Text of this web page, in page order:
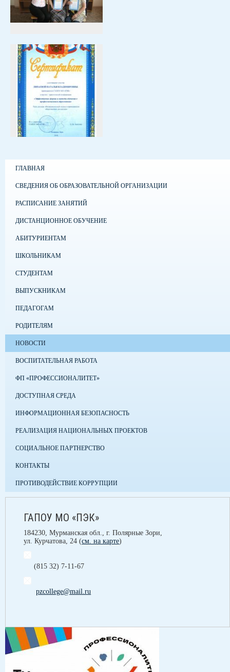
ГЛАВНАЯ
СВЕДЕНИЯ ОБ ОБРАЗОВАТЕЛЬНОЙ ОРГАНИЗАЦИИ
РАСПИСАНИЕ ЗАНЯТИЙ
ДИСТАНЦИОННОЕ ОБУЧЕНИЕ
АБИТУРИЕНТАМ
ШКОЛЬНИКАМ
СТУДЕНТАМ
ВЫПУСКНИКАМ
ПЕДАГОГАМ
РОДИТЕЛЯМ
НОВОСТИ
ВОСПИТАТЕЛЬНАЯ РАБОТА
ФП «ПРОФЕССИОНАЛИТЕТ»
ДОСТУПНАЯ СРЕДА
ИНФОРМАЦИОННАЯ БЕЗОПАСНОСТЬ
РЕАЛИЗАЦИЯ НАЦИОНАЛЬНЫХ ПРОЕКТОВ
СОЦИАЛЬНОЕ ПАРТНЕРСТВО
КОНТАКТЫ
ПРОТИВОДЕЙСТВИЕ КОРРУПЦИИ
ГАПОУ МО «ПЭК»
184230, Мурманская обл., г. Полярные Зори,
ул. Курчатова, 24 (см. на карте)
(815 32) 7-11-67
pzcollege@mail.ru